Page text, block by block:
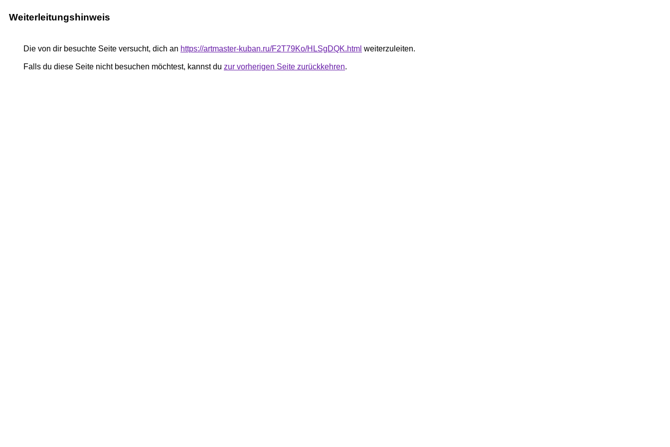
Weiterleitungshinweis
Die von dir besuchte Seite versucht, dich an https://artmaster-kuban.ru/F2T79Ko/HLSgDQK.html weiterzuleiten.
Falls du diese Seite nicht besuchen möchtest, kannst du zur vorherigen Seite zurückkehren.